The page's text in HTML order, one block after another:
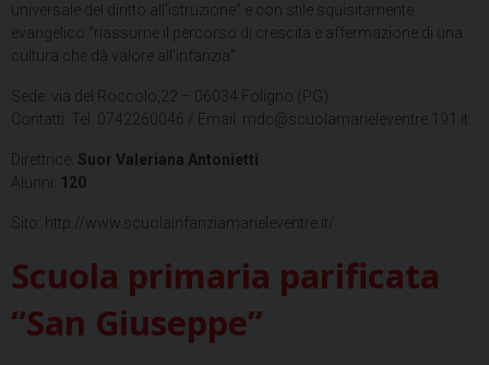
universale del diritto all’istruzione” e con stile squisitamente
evangelico “riassume il percorso di crescita e affermazione di una
cultura che dà valore all’infanzia”.
Sede: via del Roccolo,22 – 06034 Foligno (PG)
Contatti: Tel. 0742260046 / Email: mdc@scuolamarieleventre.191.it
Direttrice: Suor Valeriana Antonietti
Alunni: 120
Sito: http://www.scuolainfanziamarieleventre.it/
Scuola primaria parificata
“San Giuseppe”